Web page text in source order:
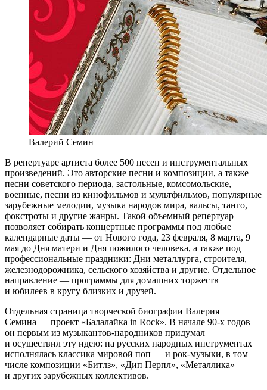
Валерий Семин
В репертуаре артиста более 500 песен и инструментальных
произведений. Это авторские песни и композиции, а также
песни советского периода, застольные, комсомольские,
военные, песни из кинофильмов и мультфильмов, популярные
зарубежные мелодии, музыка народов мира, вальсы, танго,
фокстроты и другие жанры. Такой объемный репертуар
позволяет собирать концертные программы под любые
календарные даты — от Нового года, 23 февраля, 8 марта, 9
мая до Дня матери и Дня пожилого человека, а также под
профессиональные праздники: Дни металлурга, строителя,
железнодорожника, сельского хозяйства и другие. Отдельное
направление — программы для домашних торжеств
и юбилеев в кругу близких и друзей.
Отдельная страница творческой биографии Валерия
Семина — проект «Балалайка in Rock». В начале 90-х годов
он первым из музыкантов-народников придумал
и осуществил эту идею: на русских народных инструментах
исполнялась классика мировой поп — и рок-музыки, в том
числе композиции «Битлз», «Дип Перпл», «Металлика»
и других зарубежных коллективов.